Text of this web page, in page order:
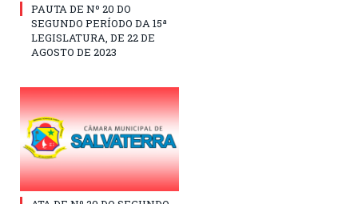
PAUTA DE Nº 20 DO
SEGUNDO PERÍODO DA 15ª
LEGISLATURA, DE 22 DE
AGOSTO DE 2023